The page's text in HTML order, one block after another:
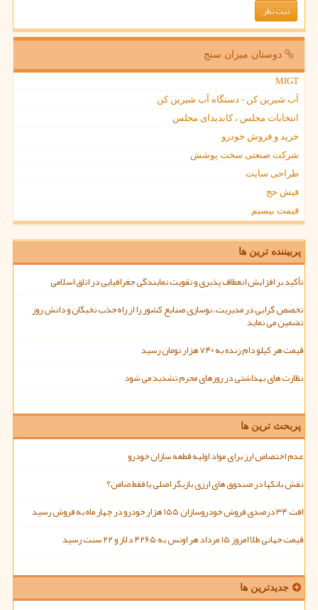
دوستان میزان سنج
MIGT
آب شیرین کن - دستگاه آب شیرین کن
انتخابات مجلس ، کاندیدای مجلس
خرید و فروش خودرو
شرکت صنعتی سخت پوشش
طراحی سایت
فیش حج
قیمت بیسیم
پربیننده ترین ها
تأکید بر افزایش انعطاف پذیری و تقویت نمایندگی جغرافیایی در اتاق اسلامی
تخصص گرایی در مدیریت، نوسازی صنایع کشور را از راه جذب نخبگان و دانش روز
تضمین می نماید
قیمت هر کیلو دام زنده به ۷۴۰ هزار تومان رسید
نظارت های بهداشتی در روزهای محرم تشدید می شود
پربحث ترین ها
عدم اختصاص ارز برای مواد اولیه قطعه سازان خودرو
نقش بانکها در صندوق های ارزی بازیگر اصلی یا فقط ضامن؟
افت ۳۴ درصدی فروش خودروسازان ۱۵۵ هزار خودرو در چهار ماه به فروش رسید
قیمت جهانی طلا امروز ۱۵ مرداد هر اونس به ۴۲۶۵ دلار و ۲۲ سنت رسید
جدیدترین ها